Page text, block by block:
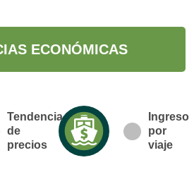
ECONÓMICAS
Tendencia
de
precios
Ingreso
por
viaje